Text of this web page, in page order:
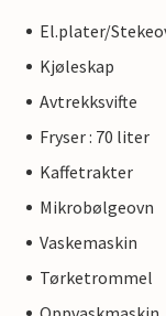
El.plater/
Kjøleskap
Avtrekksvifte
Fryser : 70 liter
Kaffetrakter
Mikrobølgeovn
Vaskemaskin
Tørketrommel